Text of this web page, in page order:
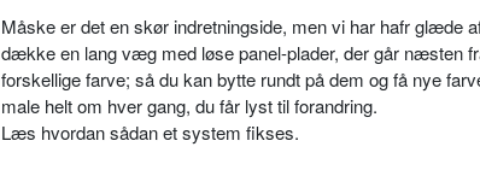
Måske er det en skør indretningside, men vi har hafr glæde
dække en lang væg med løse panel-plader, der går næsten
forskellige farve; så du kan bytte rundt på dem og få nye
male helt om hver gang, du får lyst til forandring.
Læs hvordan sådan et system fikses.